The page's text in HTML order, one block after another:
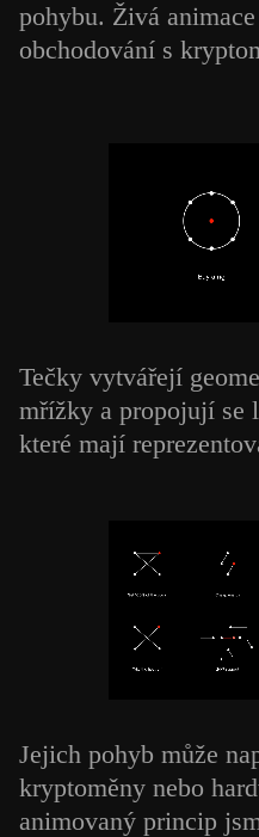
pohybu. Živá
obchodování s
Tečky vytvářejí
mřížky a propojují se
které mají
Jejich pohyb může
kryptoměny nebo
animovaný princip